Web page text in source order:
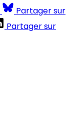
Partager sur
Partager sur